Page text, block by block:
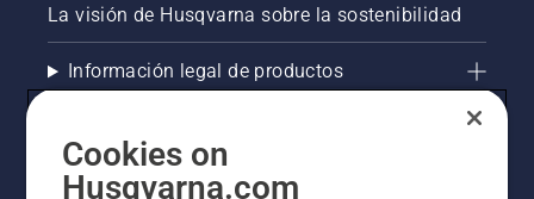
La visión de Husqvarna sobre la sostenibilidad
Información legal de productos
AlertLine/Canal de Denúncias
Cookies on
Husqvarna.com